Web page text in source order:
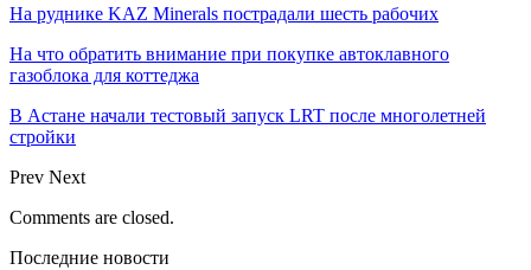
На руднике KAZ Minerals пострадали шесть рабочих
На что обратить внимание при покупке автоклавного
газоблока для коттеджа
В Астане начали тестовый запуск LRT после многолетней
стройки
Prev Next
Comments are closed.
Последние новости